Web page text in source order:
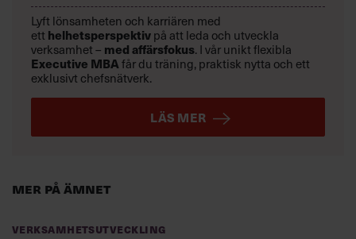
Mer på ämnet
Verksamhetsutveckling
Lyft lönsamheten och karriären med
ett helhetsperspektivpå att leda och utveckla
verksamhet – med affärsfokus. I vår unikt flexibla
Executive MBAfår du träning, praktisk nytta och ett
exklusivt chefsnätverk.
LÄS MER